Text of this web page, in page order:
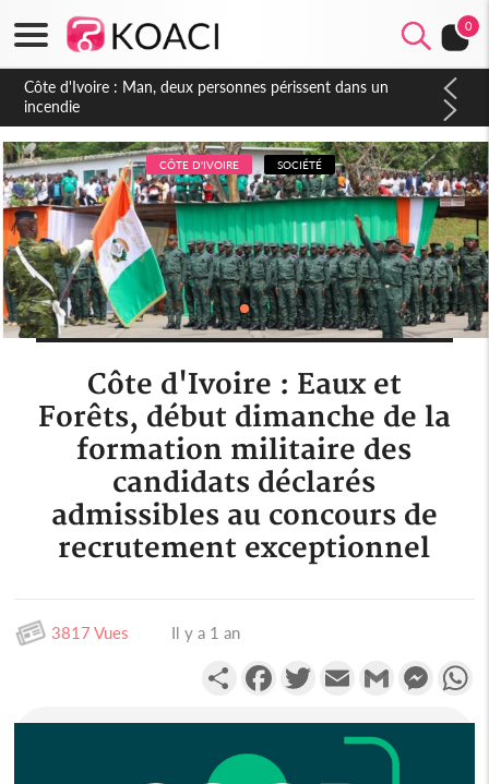
0
Côte d'Ivoire : Séileu, la célébration de la fête nationale
transformée en vaste campagne contre les produits
dépigmentants dangereux
CÔTE D'IVOIRE SOCIÉTÉ
Côte d'Ivoire : Eaux et
Forêts, début dimanche de la
formation militaire des
candidats déclarés
admissibles au concours de
recrutement exceptionnel
3817 Vues Il y a 1 an
PartagerFacebookTwitterEmail Gmail